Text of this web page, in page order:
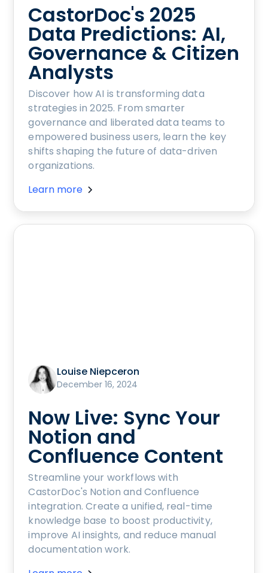
CastorDoc's 2025
Data Predictions: AI,
Governance & Citizen
Analysts
Discover how AI is transforming data
strategies in 2025. From smarter
governance and liberated data teams to
empowered business users, learn the key
shifts shaping the future of data-driven
organizations.
Learn more
Louise Niepceron
December 16, 2024
Now Live: Sync Your
Notion and
Confluence Content
Streamline your workflows with
CastorDoc's Notion and Confluence
integration. Create a unified, real-time
knowledge base to boost productivity,
improve AI insights, and reduce manual
documentation work.